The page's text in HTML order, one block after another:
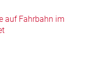
auf Fahrbahn im